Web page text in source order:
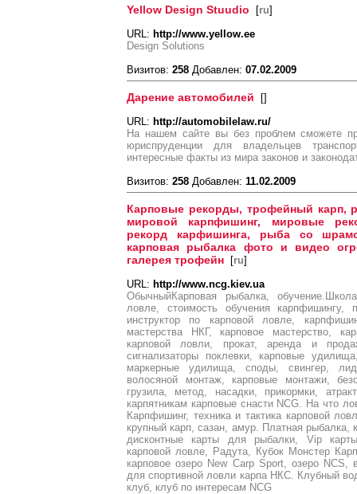
Yellow Design Stuudio [ru]
URL: http://www.yellow.ee
Design Solutions
Визитов: 258 Добавлен: 07.02.2009
Дарение автомобилей []
URL: http://automobilelaw.ru/
На нашем сайте вы без проблем сможете
юриспруденции для владельцев
интересные факты из мира законов и
Визитов: 258 Добавлен: 11.02.2009
Карповые рекорды, трофейный карп,
мировой карпфишинг, мировые
рекорд карфишинга, рыба со
карповая рыбалка фото и видео
галерея трофейн [ru]
URL: http://www.ncg.kiev.ua
ОбычныйКарповая рыбалка,
ловле, стоимость обучения карпфишингу,
инструктор по карповой ловле,
мастерства НКГ, карповое мастерство,
карповой ловли, прокат, аренда и
сигнализаторы поклевки, карповые
маркерные удилища, споды, свингер,
волосяной монтаж, карповые монтажи,
грузила, метод, насадки, прикормки,
карпятникам карповые снасти NCG. На что
Карпфишинг, техника и тактика карповой
крупный карп, сазан, амур. Платная рыбалка,
дисконтные карты для рыбалки, Vip
карповой ловле, Радута, Кубок Монстер
карповое озеро New Carp Sport, озеро
для спортивной ловли карпа НКС. Клубный
клуб, клуб по интересам NCG